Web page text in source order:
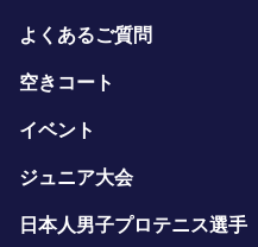
よくあるご質問
空きコート
イベント
ジュニア大会
日本人男子プロテニス選手